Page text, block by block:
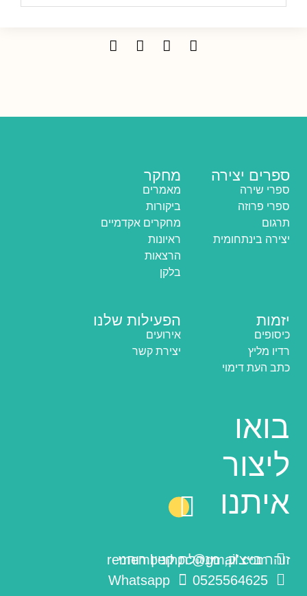
ספרים יצירה
ספרי שירה
ספרי פרוזה
תרגום
יצירה בינתחומית
מחקר
מאמרים
ביקורות
מחקרים אקדמיים
ראיונות
הרצאות
בלקן
יזמות
כיסופים
רדיו מליץ
כתב העת דימוי
הפעילות שלנו
אירועים
יצירת קשר
בואו
ליצור
איתנו
זוהר בייצ'ק, מנהלת קניין רוחני
rememberhpc@gmail.com
0525564625
Whatsapp